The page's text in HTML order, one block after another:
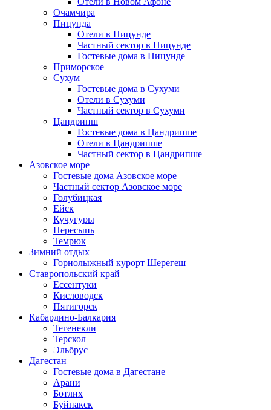
Очамчира
Пицунда
Отели в Пицунде
Частный сектор в Пицунде
Гостевые дома в Пицунде
Приморское
Сухум
Гостевые дома в Сухуми
Отели в Сухуми
Частный сектор в Сухуми
Цандрипш
Гостевые дома в Цандрипше
Отели в Цандрипше
Частный сектор в Цандрипше
Азовское море
Гостевые дома Азовское море
Частный сектор Азовское море
Голубицкая
Ейск
Кучугуры
Пересыпь
Темрюк
Зимний отдых
Горнолыжный курорт Шерегеш
Ставропольский край
Ессентуки
Кисловодск
Пятигорск
Кабардино-Балкария
Тегенекли
Терскол
Эльбрус
Дагестан
Гостевые дома в Дагестане
Арани
Ботлих
Буйнакск